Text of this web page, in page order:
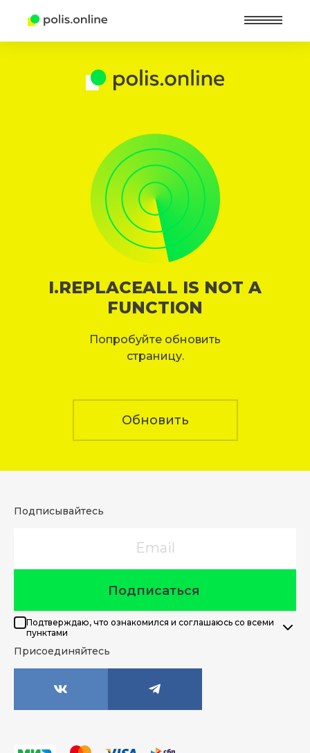
I.REPLACEALL IS NOT A
FUNCTION
Попробуйте обновить
страницу.
Обновить
Подписывайтесь
Подписаться
Подтверждаю, что ознакомился и соглашаюсь со всеми
пунктами
Присоединяйтесь